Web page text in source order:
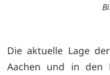
Die aktuelle Lage
Aachen und in den